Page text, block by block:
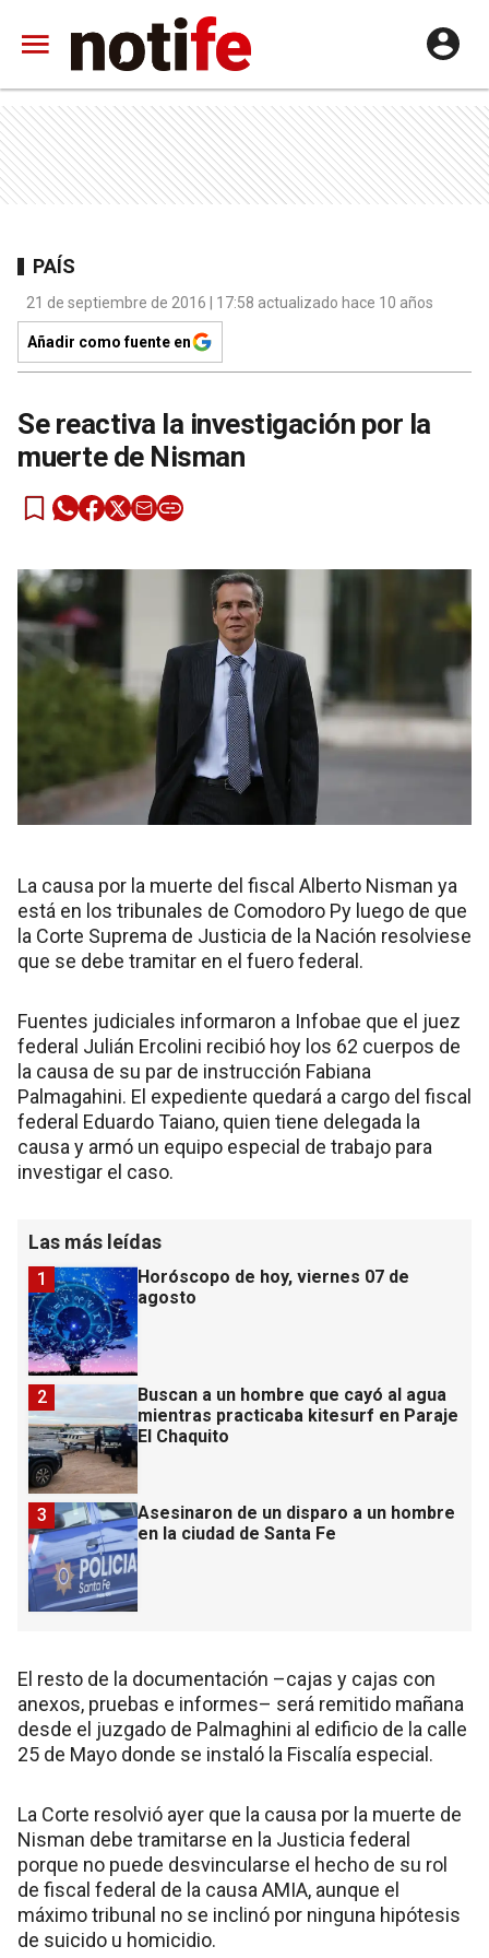
PAÍS
21 de septiembre de 2016 | 17:58 actualizado hace 10 años
Añadir como fuente en
Se reactiva la investigación por la
muerte de Nisman
La causa por la muerte del fiscal Alberto Nisman ya
está en los tribunales de Comodoro Py luego de que
la Corte Suprema de Justicia de la Nación resolviese
que se debe tramitar en el fuero federal.
Fuentes judiciales informaron a Infobae que el juez
federal Julián Ercolini recibió hoy los 62 cuerpos de
la causa de su par de instrucción Fabiana
Palmagahini. El expediente quedará a cargo del fiscal
federal Eduardo Taiano, quien tiene delegada la
causa y armó un equipo especial de trabajo para
investigar el caso.
Las más leídas
Horóscopo de hoy, viernes 07 de
agosto
1
Buscan a un hombre que cayó al agua
mientras practicaba kitesurf en Paraje
El Chaquito
2
Asesinaron de un disparo a un hombre
en la ciudad de Santa Fe
3
El resto de la documentación –cajas y cajas con
anexos, pruebas e informes– será remitido mañana
desde el juzgado de Palmaghini al edificio de la calle
25 de Mayo donde se instaló la Fiscalía especial.
La Corte resolvió ayer que la causa por la muerte de
Nisman debe tramitarse en la Justicia federal
porque no puede desvincularse el hecho de su rol
de fiscal federal de la causa AMIA, aunque el
máximo tribunal no se inclinó por ninguna hipótesis
de suicido u homicidio.